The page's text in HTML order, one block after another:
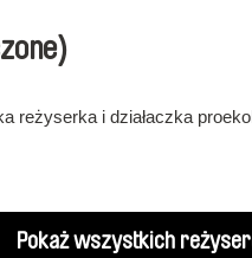
reżyserka i działaczka
Pokaż wszystkich